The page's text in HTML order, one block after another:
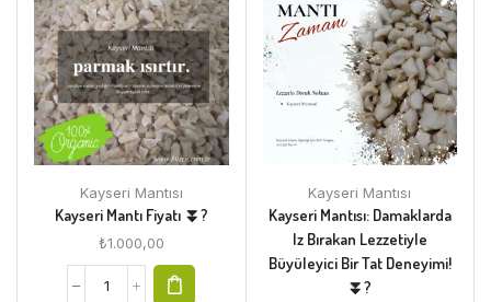
Kayseri Mantısı
Kayseri Mantı Fiyatı ⏬?
₺1.000,00
Kayseri Mantısı
Kayseri Mantısı: Damaklarda
Iz Bırakan Lezzetiyle
Büyüleyici Bir Tat Deneyimi!
⏬?